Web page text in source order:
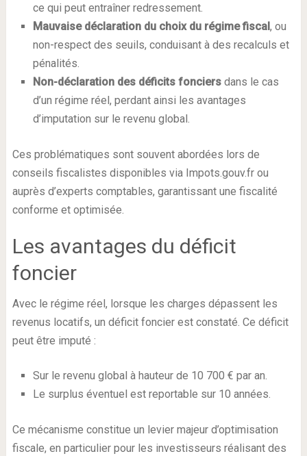
ce qui peut entraîner redressement.
Mauvaise déclaration du choix du régime fiscal, ou
non-respect des seuils, conduisant à des recalculs et
pénalités.
Non-déclaration des déficits fonciersdans le cas
d’un régime réel, perdant ainsi les avantages
d’imputation sur le revenu global.
Ces problématiques sont souvent abordées lors de
conseils fiscalistes disponibles via Impots.gouv.fr ou
auprès d’experts comptables, garantissant une fiscalité
conforme et optimisée.
Les avantages du déficit
foncier
Avec le régime réel, lorsque les charges dépassent les
revenus locatifs, un déficit foncier est constaté. Ce déficit
peut être imputé :
Sur le revenu global à hauteur de 10 700 € par an.
Le surplus éventuel est reportable sur 10 années.
Ce mécanisme constitue un levier majeur d’optimisation
fiscale, en particulier pour les investisseurs réalisant des